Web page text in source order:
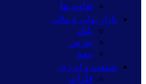
تعاونی‌ها
بازار پولی و مالی
بانک
بورس
بیمه
صنعت و انرژی
فلزات